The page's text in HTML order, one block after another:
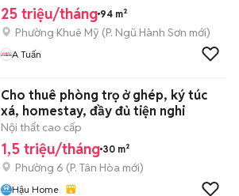
25 triệu/tháng 94 m²
Phường Khuê Mỹ (P. Ngũ Hành Sơn mới)
A Tuấn
Cho thuê phòng trọ ở ghép, ký túc
xá, homestay, đầy đủ tiện nghi
Nội thất cao cấp
1,5 triệu/tháng 30 m²
Phường 6 (P. Tân Hòa mới)
Hậu Home